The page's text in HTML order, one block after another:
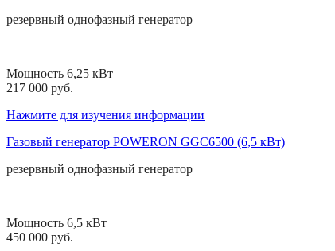
резервный однофазный генератор
Мощность 6,25 кВт
217 000 руб.
Нажмите для изучения информации
Газовый генератор POWERON GGC6500 (6,5 кВт)
резервный однофазный генератор
Мощность 6,5 кВт
450 000 руб.